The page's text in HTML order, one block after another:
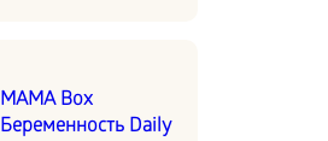
MAMA Box
Беременность Daily